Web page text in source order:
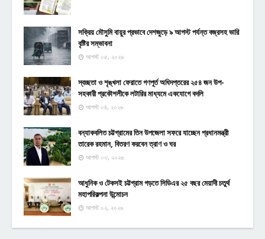
সক্রিয় মৌসুমি বায়ুর প্রভাবে দেশজুড়ে ৯ আগস্ট পর্যন্ত বজ্রসহ ভারি
বৃষ্টির সম্ভাবনা
আগস্ট ০৫, ২০২৬
স্বচ্ছতা ও শৃঙ্খলা ফেরাতে গণপূর্ত অধিদপ্তরের ২৫৪ জন উপ-
সহকারী প্রকৌশলীকে লটারির মাধ্যমে একযোগে বদলি
আগস্ট ০৪, ২০২৬
বন্যাকবলিত চট্টগ্রামের তিন উপজেলা সফরে যাচ্ছেন প্রধানমন্ত্রী
তারেক রহমান, বিতরণ করবেন ত্রাণ ও ঘর
আগস্ট ০৩, ২০২৬
আধুনিক ও টেকসই চট্টগ্রাম গড়তে সিডিএর ২৫ বছর মেয়াদী চতুর্থ
মহাপরিকল্পনা উন্মোচন
আগস্ট ০২, ২০২৬